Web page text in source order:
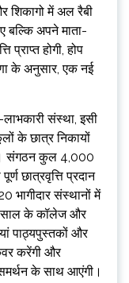
शिकागो में अल रैबी
बल्कि अपने माता-
होगी, होप
के अनुसार, एक नई
संस्था, इसी
के छात्र निकायों
संगठन कुल 4,000
छात्रवृत्ति प्रदान
भागीदार संस्थानों में
साल के कॉलेज और
पाठ्यपुस्तकों और
करेंगी और
के साथ आएंगी।